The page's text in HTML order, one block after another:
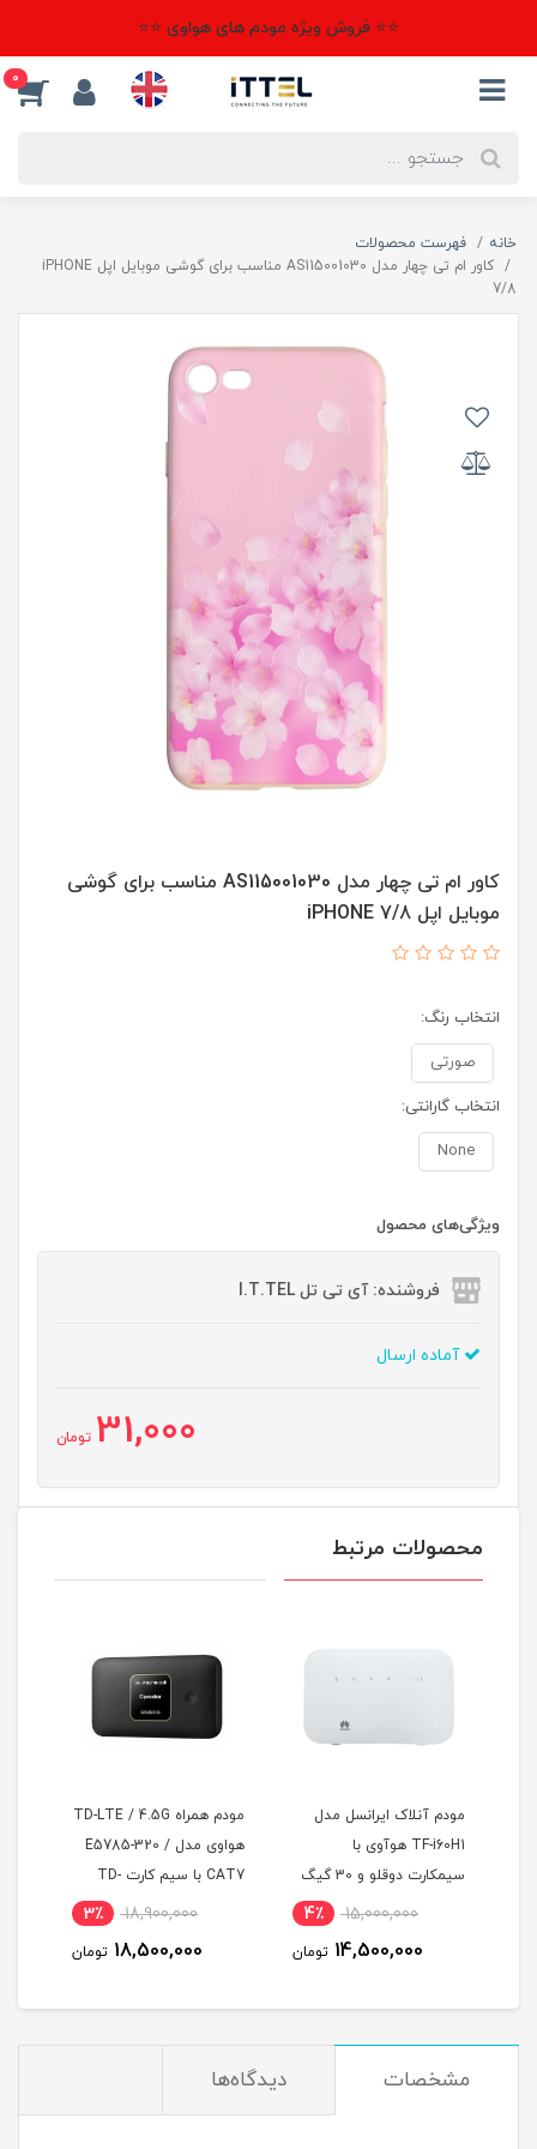
⭐⭐ فروش ویژه مودم های هواوی ⭐⭐
0
خانه
فهرست محصولات
کاور ام تی چهار مدل AS115001030 مناسب برای گوشی موبایل اپل iPHONE
7/8
کاور ام تی چهار مدل AS115001030 مناسب برای گوشی
موبایل اپل iPHONE 7/8
انتخاب رنگ:
صورتی
انتخاب گارانتی:
None
ویژگی‌های محصول
فروشنده: آی تی تل I.T.TEL
آماده ارسال
31,000 تومان
محصولات مرتبط
مودم آنلاک ایرانسل مدل
TF-i60H1 هوآوی با
سیمکارت دوقلو و 30 گیگ
اینترنت یک ماهه
15,000,000 4٪
14,500,000 تومان
مودم همراه TD-LTE / 4.5G
هواوی مدل E5785-320 /
CAT7 با سیم کارت TD-
LTE و اینترنت 50 گیگ یک18,900,000 3٪
18,500,000 تومان
مشخصات دیدگاه‌ها